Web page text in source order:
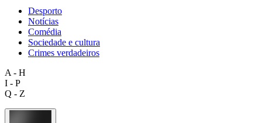
Desporto
Notícias
Comédia
Sociedade e cultura
Crimes verdadeiros
A - H
I - P
Q - Z